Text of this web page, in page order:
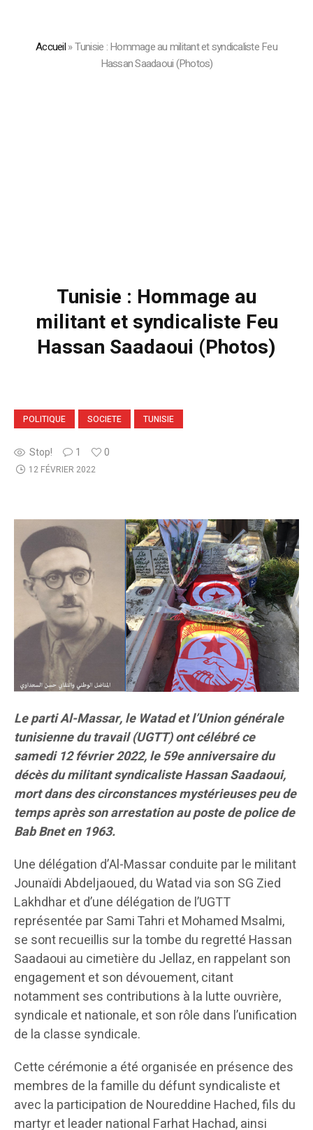
Accueil»Tunisie : Hommage au militant et syndicaliste Feu
Hassan Saadaoui (Photos)
Tunisie : Hommage au
militant et syndicaliste Feu
Hassan Saadaoui (Photos)
POLITIQUE SOCIETE TUNISIE
Stop! 1 0
12 FÉVRIER 2022
Le parti Al-Massar, le Watad et l’Union générale
tunisienne du travail (UGTT) ont célébré ce
samedi 12 février 2022, le 59e anniversaire du
décès du militant syndicaliste Hassan Saadaoui,
mort dans des circonstances mystérieuses peu de
temps après son arrestation au poste de police de
Bab Bnet en 1963.
Une délégation d’Al-Massar conduite par le militant
Jounaïdi Abdeljaoued, du Watad via son SG Zied
Lakhdhar et d’une délégation de l’UGTT
représentée par Sami Tahri et Mohamed Msalmi,
se sont recueillis sur la tombe du regretté Hassan
Saadaoui au cimetière du Jellaz, en rappelant son
engagement et son dévouement, citant
notamment ses contributions à la lutte ouvrière,
syndicale et nationale, et son rôle dans l’unification
de la classe syndicale.
Cette cérémonie a été organisée en présence des
membres de la famille du défunt syndicaliste et
avec la participation de Noureddine Hached, fils du
martyr et leader national Farhat Hachad, ainsi